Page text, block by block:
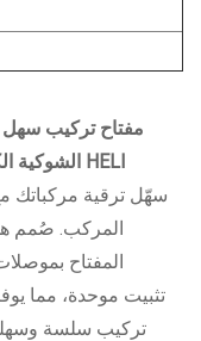
مفتاح تركيب سهل
الشوكية الكهربائية HELI
سهّل ترقية مركباتك
المفتاح
تثبيت موحدة، مما
تركيب سلسة